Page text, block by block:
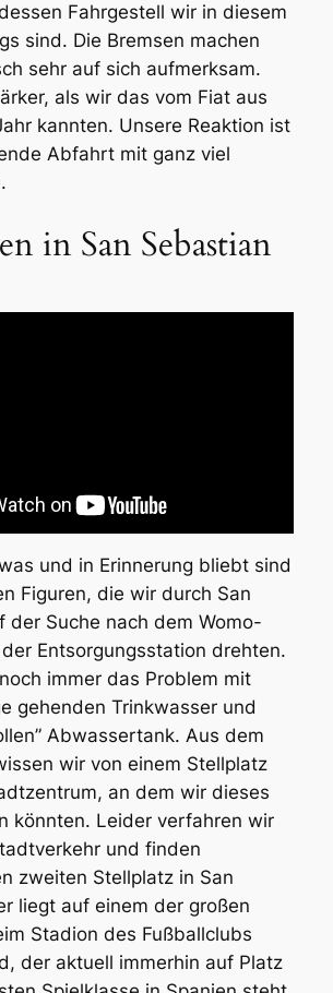
Fahrgestell wir in diesem
sind. Die Bremsen machen
sehr auf sich aufmerksam.
als wir das vom Fiat aus
kannten. Unsere Reaktion ist
Abfahrt mit ganz viel
in San Sebastian
und in Erinnerung bliebt sind
Figuren, die wir durch San
der Suche nach dem Womo-
Entsorgungsstation drehten.
immer das Problem mit
gehenden Trinkwasser und
Abwassertank. Aus dem
wir von einem Stellplatz
an dem wir dieses
könnten. Leider verfahren wir
und finden
zweiten Stellplatz in San
liegt auf einem der großen
Stadion des Fußballclubs
der aktuell immerhin auf Platz